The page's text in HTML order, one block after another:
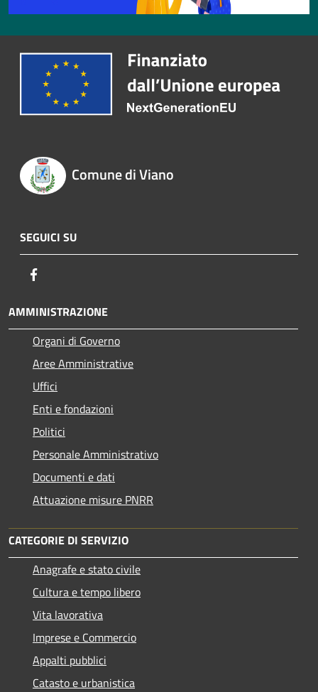
Comune di Viano
SEGUICI SU
AMMINISTRAZIONE
Organi di Governo
Aree Amministrative
Uffici
Enti e fondazioni
Politici
Personale Amministrativo
Documenti e dati
Attuazione misure PNRR
CATEGORIE DI SERVIZIO
Anagrafe e stato civile
Cultura e tempo libero
Vita lavorativa
Imprese e Commercio
Appalti pubblici
Catasto e urbanistica